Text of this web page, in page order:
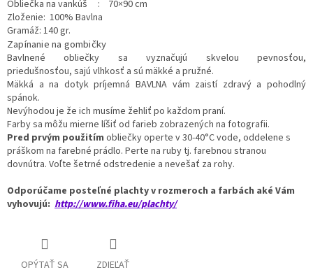
Obliečka na vankúš : 70×90 cm
Zloženie: 100% Bavlna
Gramáž: 140 gr.
Zapínanie na gombičky
Bavlnené obliečky sa vyznačujú skvelou pevnosťou,
priedušnosťou, sajú vlhkosť a sú mäkké a pružné.
Mäkká a na dotyk príjemná BAVLNA vám zaistí zdravý a pohodlný
spánok.
Nevýhodou je že ich musíme žehliť po každom praní.
Farby sa môžu mierne líšiť od farieb zobrazených na fotografii.
Pred prvým použitím obliečky operte v 30-40°C vode, oddelene s
práškom na farebné prádlo. Perte na ruby tj. farebnou stranou
dovnútra. Voľte šetrné odstredenie a nevešať za rohy.
Odporúčame posteľné plachty v rozmeroch a farbách aké Vám
vyhovujú: http://www.fiha.eu/plachty/
OPÝTAŤ SA ZDIEĽAŤ